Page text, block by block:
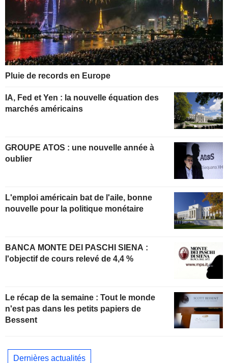
Pluie de records en Europe
IA, Fed et Yen : la nouvelle équation des
marchés américains
GROUPE ATOS : une nouvelle année à
oublier
L'emploi américain bat de l'aile, bonne
nouvelle pour la politique monétaire
BANCA MONTE DEI PASCHI SIENA :
l'objectif de cours relevé de 4,4 %
Le récap de la semaine : Tout le monde
n'est pas dans les petits papiers de
Bessent
Dernières actualités